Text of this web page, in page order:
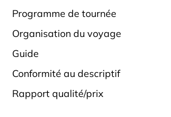
programme de tournée
organisation du voyage
guide
conformité au descriptif
rapport qualité/prix